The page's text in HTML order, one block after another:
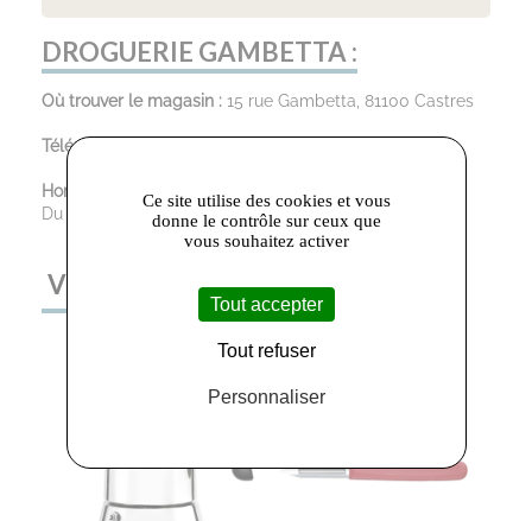
DROGUERIE GAMBETTA :
Où trouver le magasin : 15 rue Gambetta, 81100 Castres
Téléphone :
Horaires d’ouverture :
Du Mardi au Samedi : 9:30 - 12:00 / 14:00 - 19:00
VOUS AIMEREZ AUSSI
Ce site utilise des cookies et vous
donne le contrôle sur ceux que
vous souhaitez activer
Tout accepter
Tout refuser
Personnaliser